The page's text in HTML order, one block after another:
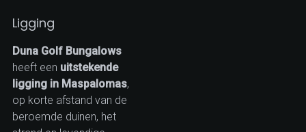
Ligging
Duna Golf Bungalows
heeft een uitstekende
ligging in Maspalomas,
op korte afstand van de
beroemde duinen, het